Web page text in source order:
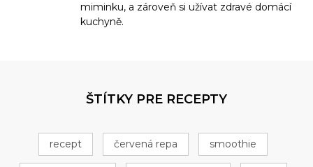
miminku, a zároveň si užívat zdravé domácí
kuchyně.
ŠTÍTKY PRE RECEPTY
recept červená repa smoothie